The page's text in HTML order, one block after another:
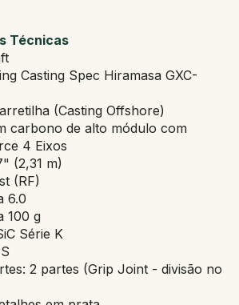
Técnicas
Casting Spec Hiramasa GXC-
(Casting Offshore)
carbono de alto módulo com
4 Eixos
(2,31 m)
(RF)
6.0
100 g
Série K
2 partes (Grip Joint - divisão no